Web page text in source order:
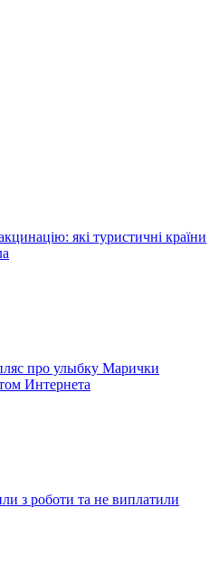
які туристичні країни
про улыбку Марички
Интернета
з роботи та не виплатили